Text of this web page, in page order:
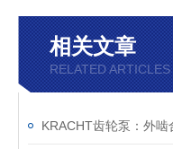
相关文章
RELATED ARTICLES